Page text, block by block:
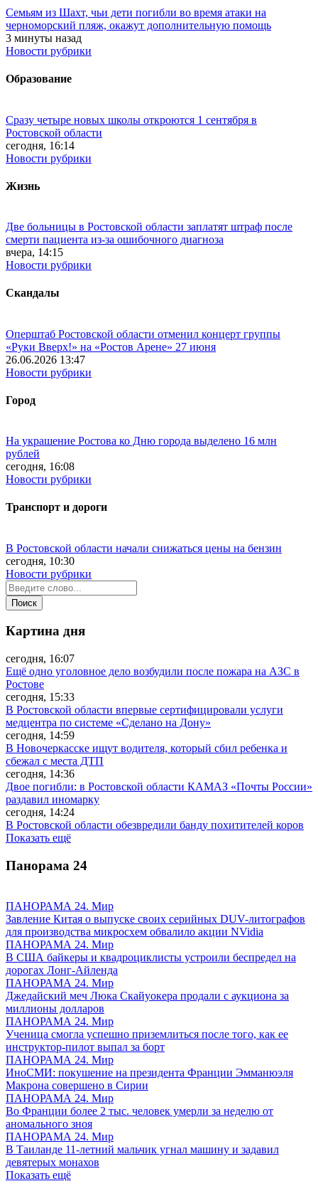
Семьям из Шахт, чьи дети погибли во время атаки на
черноморский пляж, окажут дополнительную помощь
3 минуты назад
Новости рубрики
Образование
Сразу четыре новых школы откроются 1 сентября в
Ростовской области
сегодня, 16:14
Новости рубрики
Жизнь
Две больницы в Ростовской области заплатят штраф после
смерти пациента из-за ошибочного диагноза
вчера, 14:15
Новости рубрики
Скандалы
Оперштаб Ростовской области отменил концерт группы
«Руки Вверх!» на «Ростов Арене» 27 июня
26.06.2026 13:47
Новости рубрики
Город
На украшение Ростова ко Дню города выделено 16 млн
рублей
сегодня, 16:08
Новости рубрики
Транспорт и дороги
В Ростовской области начали снижаться цены на бензин
сегодня, 10:30
Новости рубрики
Картина дня
сегодня, 16:07
Ещё одно уголовное дело возбудили после пожара на АЗС в
Ростове
сегодня, 15:33
В Ростовской области впервые сертифицировали услуги
медцентра по системе «Сделано на Дону»
сегодня, 14:59
В Новочеркасске ищут водителя, который сбил ребенка и
сбежал с места ДТП
сегодня, 14:36
Двое погибли: в Ростовской области КАМАЗ «Почты России»
раздавил иномарку
сегодня, 14:24
В Ростовской области обезвредили банду похитителей коров
Показать ещё
Панорама 24
ПАНОРАМА 24. Мир
Завление Китая о выпуске своих серийных DUV-литографов
для производства микросхем обвалило акции NVidia
ПАНОРАМА 24. Мир
В США байкеры и квадроциклисты устроили беспредел на
дорогах Лонг-Айленда
ПАНОРАМА 24. Мир
Джедайский меч Люка Скайуокера продали с аукциона за
миллионы долларов
ПАНОРАМА 24. Мир
Ученица смогла успешно приземлиться после того, как ее
инструктор-пилот выпал за борт
ПАНОРАМА 24. Мир
ИноСМИ: покушение на президента Франции Эмманюэля
Макрона совершено в Сирии
ПАНОРАМА 24. Мир
Во Франции более 2 тыс. человек умерли за неделю от
аномального зноя
ПАНОРАМА 24. Мир
В Таиланде 11-летний мальчик угнал машину и задавил
девятерых монахов
Показать ещё